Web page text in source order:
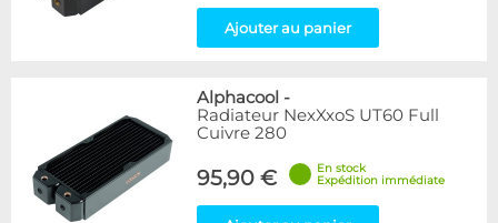
Ajouter au panier
Alphacool -
Radiateur NexXxoS UT60 Full
Cuivre 280
95,90 €
En stock
Expédition immédiate